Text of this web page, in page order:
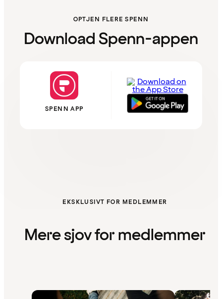
OPTJEN FLERE SPENN
Download Spenn-appen
SPENN APP
EKSKLUSIVT FOR MEDLEMMER
Mere sjov for medlemmer